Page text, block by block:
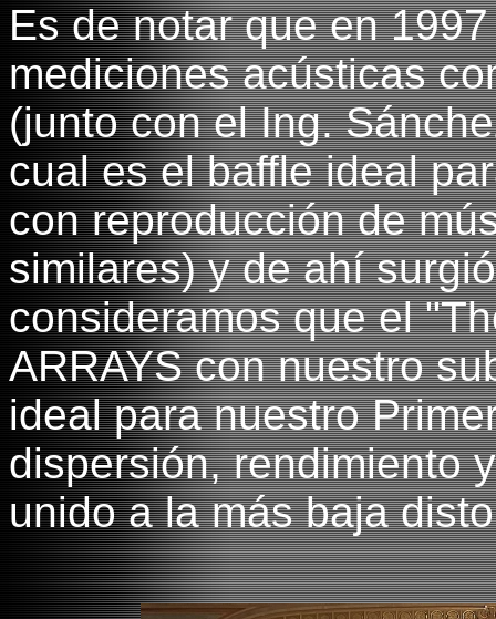
Es de notar que en
mediciones acústicas
(junto con el Ing.
cual es el baffle ideal
con reproducción de
similares) y de ahí
consideramos que el
ARRAYS con nuestro
ideal para nuestro
dispersión, rendimiento
unido a la más baja